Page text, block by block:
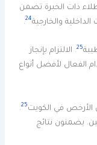
ذات الخبرة تضمن
والخارجية24
.
25. الالتزام بإنجاز
الفعال لأفضل أنواع
الأرخص في الكويت25
.
يضمنون نتائج